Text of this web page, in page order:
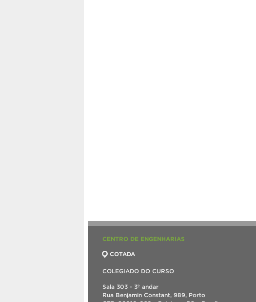
CENTRO DE ENGENHARIAS
COTADA
COLEGIADO DO CURSO
Sala 303 - 3º andar
Rua Benjamin Constant, 989, Porto